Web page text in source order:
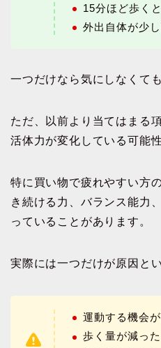
15分ほど歩く
外出自体が少
一つだけなら気にしなくて
ただ、以前より当てはまる
活体力が変化している可能
特に買い物で疲れやすい方
き続ける力、バランス能力
っていることがあります。
実際には一つだけが原因とい
運動する機会
歩く量が減った